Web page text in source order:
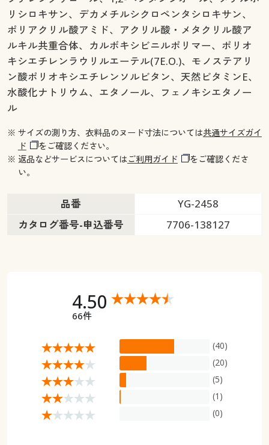
リシロキサン、デカメチルシクロペンタシロキサン、
ポリアクリル酸アミド、アクリル酸・メタクリル酸ア
ルキル共重合体、カルボキシビニルポリマー、ポリオ
キシエチレンラウリルエーテル(7E.O.)、モノステアリ
ン酸ポリオキシエチレンソルビタン、天然ビタミンE、
水酸化ナトリウム、エタノール、フェノキシエタノー
ル
※ サイズの測り方、衣料品のヌード寸法については共通サイズガイ
ド
をご確認ください。
※ 返品などサービスについてはご利用ガイド
をご確認くださ
い。
品番
YG-2458
カタログ番号-申込番号
7706-138127
4.50
66件
(40)
(20)
(5)
(1)
(0)